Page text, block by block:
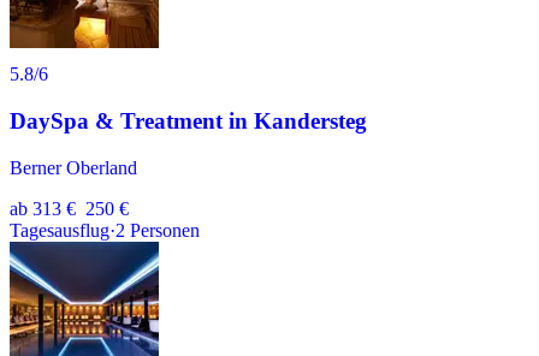
5.8/6
DaySpa & Treatment in Kandersteg
Berner Oberland
ab 313 € 250 €
Tagesausflug·2 Personen